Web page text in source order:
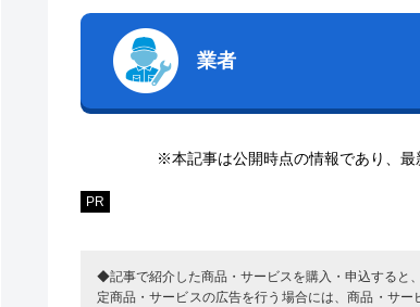
業者
※本記事は公開時点の情報であり、最
PR
◆記事で紹介した商品・サービスを購入・申込すると
定商品・サービスの広告を行う場合には、商品・サ